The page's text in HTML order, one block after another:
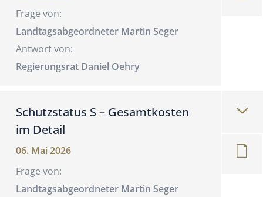
Frage von:
Landtagsabgeordneter Martin Seger
Antwort von:
Regierungsrat Daniel Oehry
Schutzstatus S – Gesamtkosten
im Detail
06. Mai 2026
Frage von:
Landtagsabgeordneter Martin Seger